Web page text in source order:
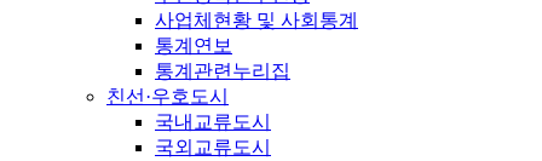
사업체현황 및 사회통계
통계연보
통계관련누리집
친선·우호도시
국내교류도시
국외교류도시